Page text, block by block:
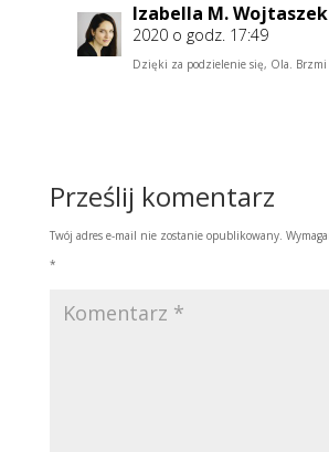
Izabella M. Wojtaszek
2020 o godz. 17:49
Dzięki za podzielenie się, Ola. Brzmi
Prześlij komentarz
Twój adres e-mail nie zostanie opublikowany.
*